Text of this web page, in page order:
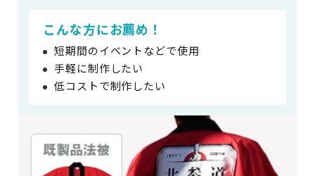
こんな方にお薦め！
短期間のイベントなどで使用
手軽に制作したい
低コストで制作したい